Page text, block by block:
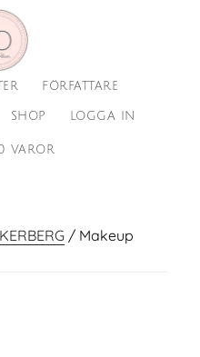
FÖRFATTARE
SHOP LOGGA IN
VAROR
/Makeup